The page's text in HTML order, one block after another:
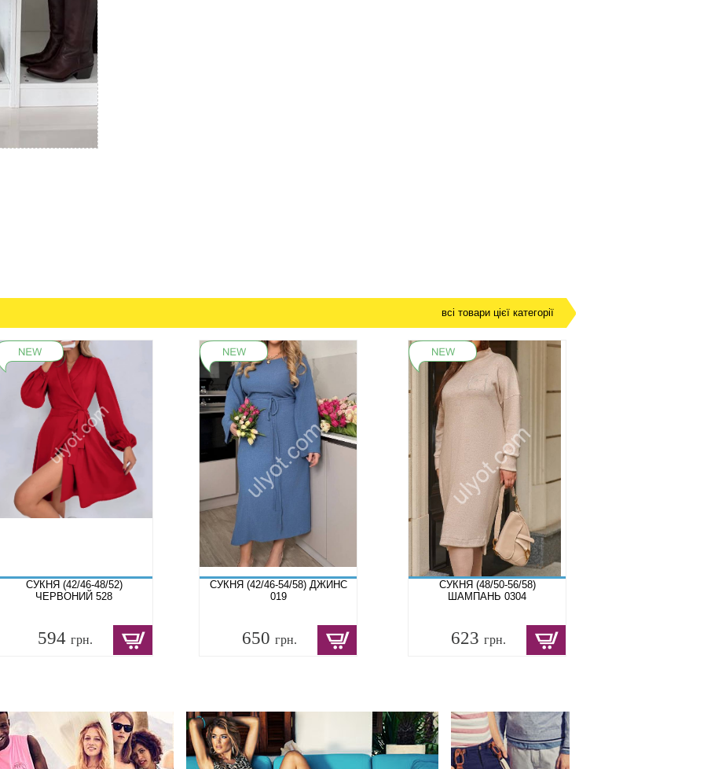
всі товари цієї категорії
СУКНЯ (42/46-48/52)
ЧЕРВОНИЙ 528
594 грн.
СУКНЯ (42/46-54/58) ДЖИНС
019
650 грн.
СУКНЯ (48/50-56/58)
ШАМПАНЬ 0304
623 грн.